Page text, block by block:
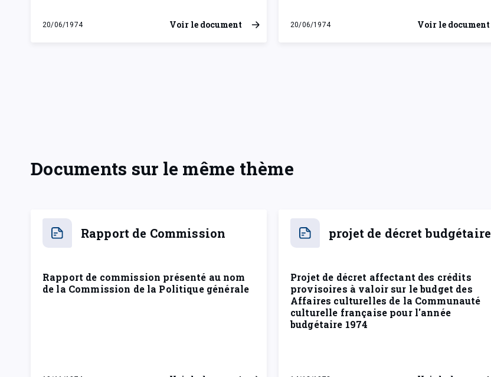
20/06/1974
jeudi 20 juin 1974
Voir le document 20/06/1974
jeudi 20 juin 1974
Voir le document
Documents sur le même thème
Rapport de Commission
Rapport de commission présenté au nom
de la Commission de la Politique générale
projet de décret budgétaire
Projet de décret affectant des crédits
provisoires à valoir sur le budget des
Affaires culturelles de la Communauté
culturelle française pour l'année
budgétaire 1974